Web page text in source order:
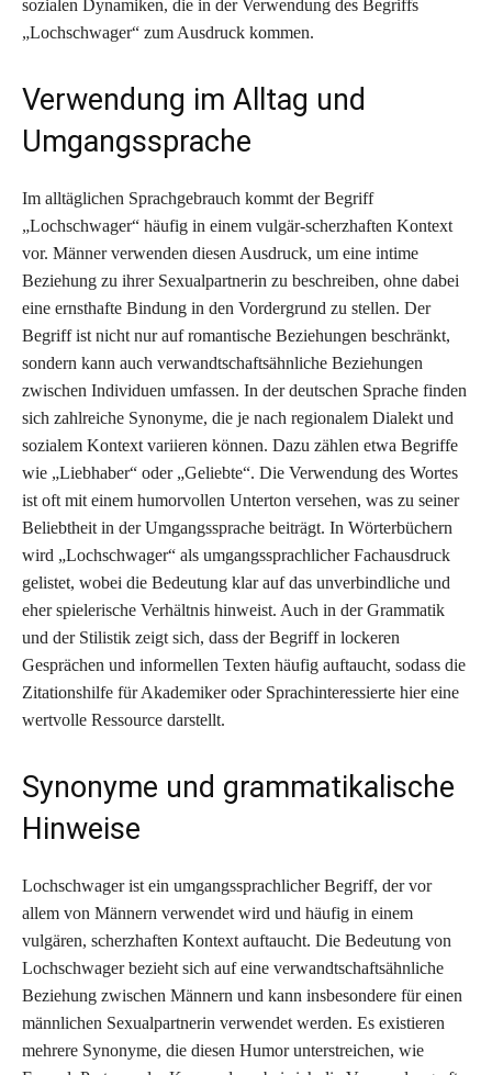
sozialen Dynamiken, die in der Verwendung des Begriffs
„Lochschwager“ zum Ausdruck kommen.
Verwendung im Alltag und
Umgangssprache
Im alltäglichen Sprachgebrauch kommt der Begriff
„Lochschwager“ häufig in einem vulgär-scherzhaften Kontext
vor. Männer verwenden diesen Ausdruck, um eine intime
Beziehung zu ihrer Sexualpartnerin zu beschreiben, ohne dabei
eine ernsthafte Bindung in den Vordergrund zu stellen. Der
Begriff ist nicht nur auf romantische Beziehungen beschränkt,
sondern kann auch verwandtschaftsähnliche Beziehungen
zwischen Individuen umfassen. In der deutschen Sprache finden
sich zahlreiche Synonyme, die je nach regionalem Dialekt und
sozialem Kontext variieren können. Dazu zählen etwa Begriffe
wie „Liebhaber“ oder „Geliebte“. Die Verwendung des Wortes
ist oft mit einem humorvollen Unterton versehen, was zu seiner
Beliebtheit in der Umgangssprache beiträgt. In Wörterbüchern
wird „Lochschwager“ als umgangssprachlicher Fachausdruck
gelistet, wobei die Bedeutung klar auf das unverbindliche und
eher spielerische Verhältnis hinweist. Auch in der Grammatik
und der Stilistik zeigt sich, dass der Begriff in lockeren
Gesprächen und informellen Texten häufig auftaucht, sodass die
Zitationshilfe für Akademiker oder Sprachinteressierte hier eine
wertvolle Ressource darstellt.
Synonyme und grammatikalische
Hinweise
Lochschwager ist ein umgangssprachlicher Begriff, der vor
allem von Männern verwendet wird und häufig in einem
vulgären, scherzhaften Kontext auftaucht. Die Bedeutung von
Lochschwager bezieht sich auf eine verwandtschaftsähnliche
Beziehung zwischen Männern und kann insbesondere für einen
männlichen Sexualpartnerin verwendet werden. Es existieren
mehrere Synonyme, die diesen Humor unterstreichen, wie